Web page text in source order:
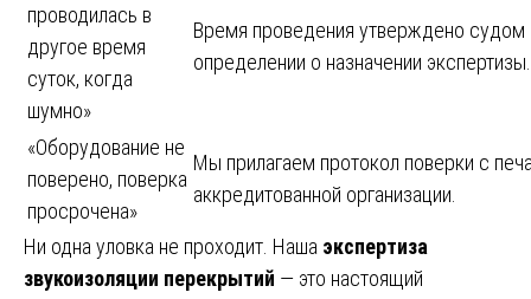
проводилась в
другое время
суток, когда
шумно»
Время проведения утверждено судом
определении о назначении экспертизы.
«Оборудование не
поверено, поверка
просрочена»
Мы прилагаем протокол поверки с
аккредитованной организации.
Ни одна уловка не проходит. Наша экспертиза
звукоизоляции перекрытий — это настоящий